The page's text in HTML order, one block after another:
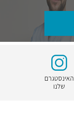
האינסטגרם
שלנו